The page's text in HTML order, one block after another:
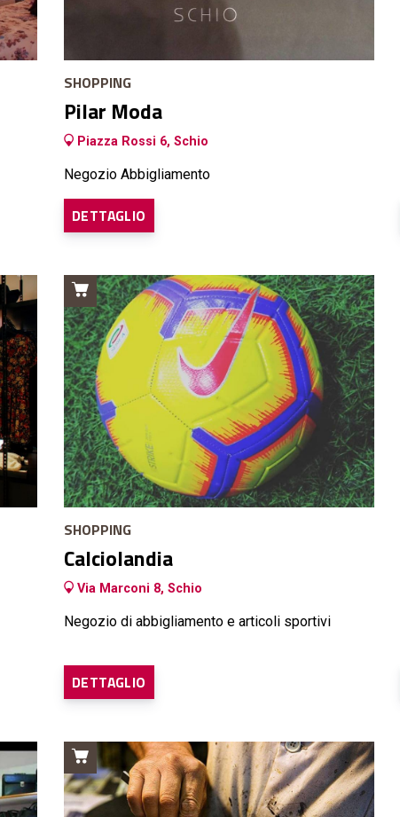
SHOPPING
Pilar Moda
Piazza Rossi 6, Schio
Negozio Abbigliamento
DETTAGLIO
SHOPPING
Calciolandia
Via Marconi 8, Schio
Negozio di abbigliamento e articoli sportivi
DETTAGLIO